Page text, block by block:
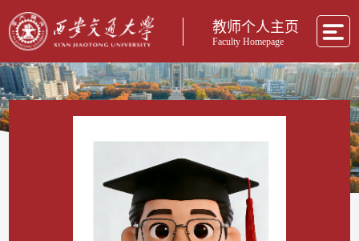
教师个人主页
Faculty Homepage